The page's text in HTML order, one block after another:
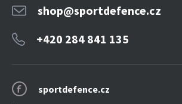
sportdefence.cz
shop@sportdefence.cz
+420 284 841 135